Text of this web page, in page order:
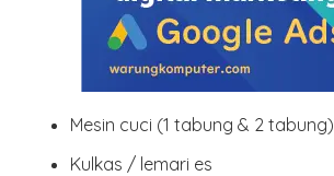
Mesin cuci (1 tabung & 2 tabung)
Kulkas / lemari es